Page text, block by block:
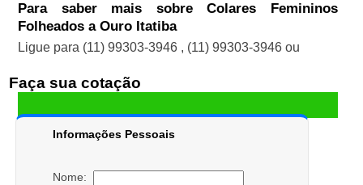
Para saber mais sobre Colares Femininos
Folheados a Ouro Itatiba
Ligue para (11) 99303-3946 , (11) 99303-3946 ou
Faça sua cotação
Informações Pessoais
Nome: